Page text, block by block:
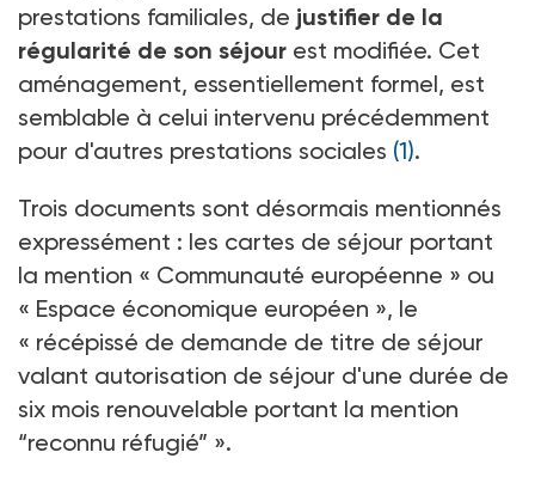
prestations familiales, de justifier de la
régularité de son séjour est modifiée. Cet
aménagement, essentiellement formel, est
semblable à celui intervenu précédemment
pour d'autres prestations sociales (1).
Trois documents sont désormais mentionnés
expressément : les cartes de séjour portant
la mention « Communauté européenne » ou
« Espace économique européen », le
« récépissé de demande de titre de séjour
valant autorisation de séjour d'une durée de
six mois renouvelable portant la mention
“reconnu réfugié” ».